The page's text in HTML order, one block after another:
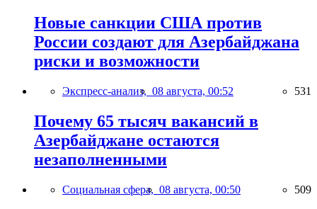
Новые санкции США против
России создают для Азербайджана
риски и возможности
Экспресс-анализ, 08 августа, 00:52 531
Почему 65 тысяч вакансий в
Азербайджане остаются
незаполненными
Социальная сфера, 08 августа, 00:50 509